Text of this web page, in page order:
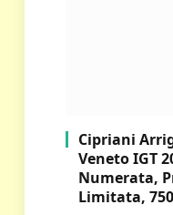
Cipriani
Veneto IGT
Numerata,
Limitata,